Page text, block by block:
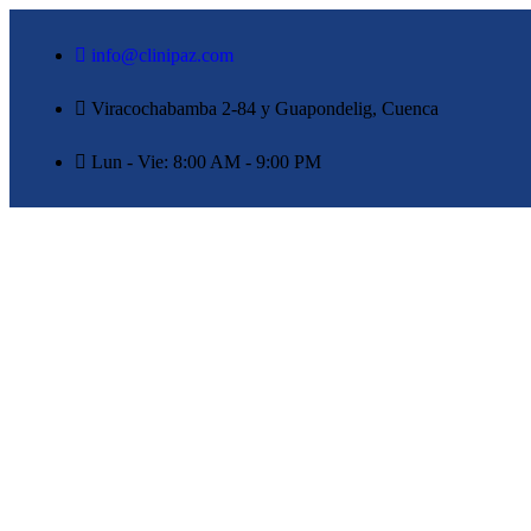
info@clinipaz.com
Viracochabamba 2-84 y Guapondelig, Cuenca
Lun - Vie: 8:00 AM - 9:00 PM